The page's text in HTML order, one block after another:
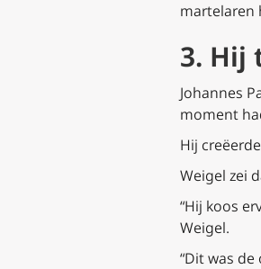
martelaren
3. Hij
Johannes
moment
Hij
Weigel zei
“Hij koos
Weigel.
“Dit was